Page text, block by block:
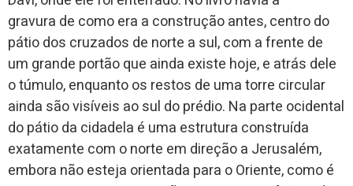
gravura de como era a construção antes, centro do
pátio dos cruzados de norte a sul, com a frente de
um grande portão que ainda existe hoje, e atrás dele
o túmulo, enquanto os restos de uma torre circular
ainda são visíveis ao sul do prédio. Na parte ocidental
do pátio da cidadela é uma estrutura construída
exatamente com o norte em direção a Jerusalém,
embora não esteja orientada para o Oriente, como é